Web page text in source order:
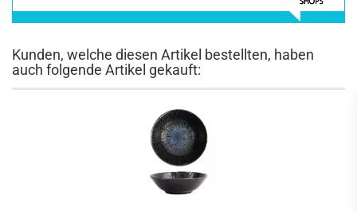
Kunden, welche diesen Artikel bestellten, haben
auch folgende Artikel gekauft: